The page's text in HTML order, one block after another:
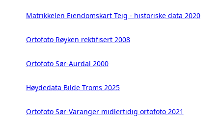
Matrikkelen Eiendomskart Teig - historiske data 2020
Ortofoto Røyken rektifisert 2008
Ortofoto Sør-Aurdal 2000
Høydedata Bilde Troms 2025
Ortofoto Sør-Varanger midlertidig ortofoto 2021